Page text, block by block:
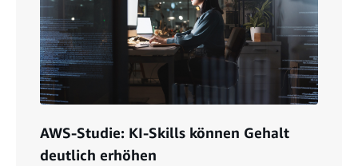
AWS-Studie: KI-Skills können Gehalt
deutlich erhöhen